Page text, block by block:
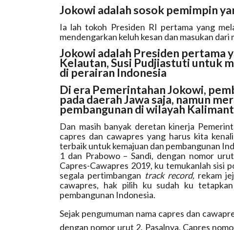
Jokowi adalah sosok pemimpin
Ia lah tokoh Presiden RI pertama yang
mendengarkan keluh kesan dan masukan dari
Jokowi adalah Presiden pertama
Kelautan, Susi Pudjiastuti untuk
di perairan Indonesia
Di era Pemerintahan Jokowi,
pada daerah Jawa saja, namun
pembangunan di wilayah
Dan masih banyak deretan kinerja
capres dan cawapres yang harus kita
terbaik untuk kemajuan dan pembangunan
1 dan Prabowo – Sandi, dengan nomor
Capres-Cawapres 2019, ku temukanlah sisi
segala pertimbangan track record, rekam
cawapres, hak pilih ku sudah ku
pembangunan Indonesia.
Sejak pengumuman nama capres dan
dengan nomor urut 2. Pasalnya, Capres